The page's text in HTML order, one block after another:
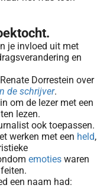
je invloed uit met
en
Dorrestein over
de schrijver.
om de lezer met een
lezen.
ook toepassen.
werken met een held,
emoties waren
een naam had: